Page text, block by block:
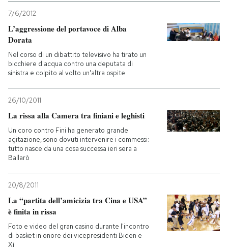
CALENDARIO
AREA PERSONALE
Entra
7/6/2012
L’aggressione del portavoce di Alba
Dorata
Nel corso di un dibattito televisivo ha tirato un
bicchiere d'acqua contro una deputata di
sinistra e colpito al volto un'altra ospite
26/10/2011
La rissa alla Camera tra finiani e leghisti
Un coro contro Fini ha generato grande
agitazione, sono dovuti intervenire i commessi:
tutto nasce da una cosa successa ieri sera a
Ballarò
20/8/2011
La “partita dell’amicizia tra Cina e USA”
è finita in rissa
Foto e video del gran casino durante l'incontro
di basket in onore dei vicepresidenti Biden e
Xi